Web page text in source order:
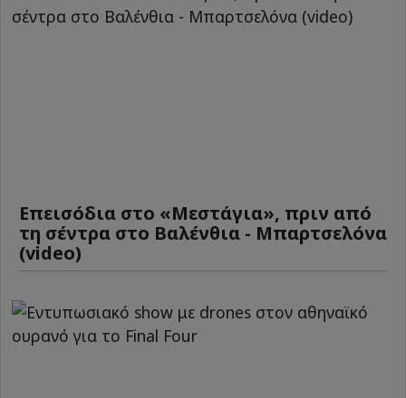
Επεισόδια στο «Μεστάγια», πριν από
τη σέντρα στο Βαλένθια - Μπαρτσελόνα
(video)